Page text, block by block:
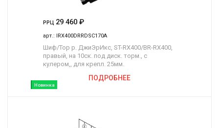
Новинка
РРЦ 29 460 ₽
арт.: IRX400DRRDSC170A
Шиф/Тор р. ДжиЭрИкс, ST-RX400/BR-RX400,
правый, на 10ск. под диск. торм., c
кулером,, для крепл. 25мм.
ПОДРОБНЕЕ